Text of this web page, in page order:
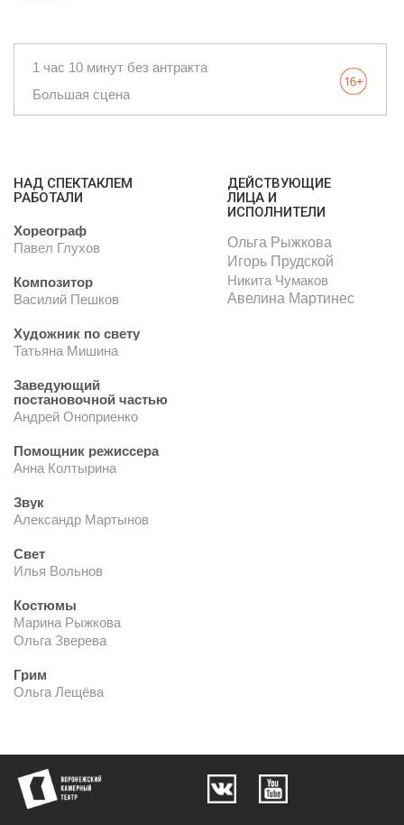
1 час 10 минут без антракта
Большая сцена
НАД СПЕКТАКЛЕМ
РАБОТАЛИ
Хореограф
Павел Глухов
Композитор
Василий Пешков
Художник по свету
Татьяна Мишина
Заведующий
постановочной частью
Андрей Оноприенко
Помощник режиссера
Анна Колтырина
Звук
Александр Мартынов
Свет
Илья Вольнов
Костюмы
Марина Рыжкова
Ольга Зверева
Грим
Ольга Лещёва
ДЕЙСТВУЮЩИЕ
ЛИЦА И
ИСПОЛНИТЕЛИ
Ольга Рыжкова
Игорь Прудской
Никита Чумаков
Авелина Мартинес